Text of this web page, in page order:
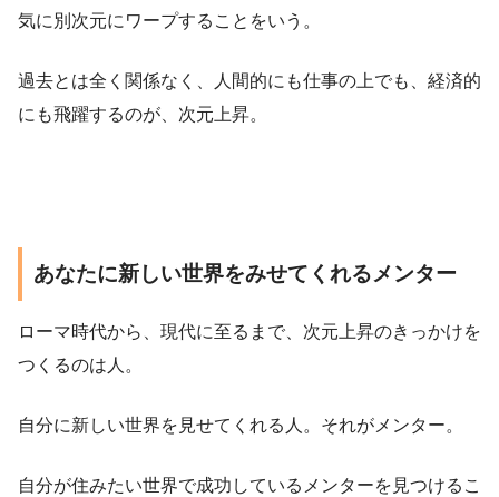
気に別次元にワープすることをいう。
過去とは全く関係なく、人間的にも仕事の上でも、経済的
にも飛躍するのが、次元上昇。
あなたに新しい世界をみせてくれるメンター
ローマ時代から、現代に至るまで、次元上昇のきっかけを
つくるのは人。
自分に新しい世界を見せてくれる人。それがメンター。
自分が住みたい世界で成功しているメンターを見つけるこ